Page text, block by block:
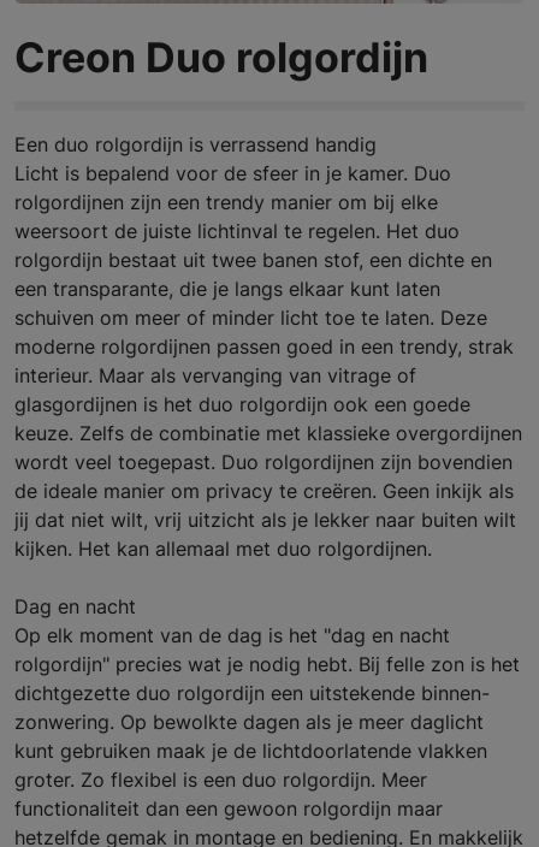
Creon Duo rolgordijn
Een duo rolgordijn is verrassend handig
Licht is bepalend voor de sfeer in je kamer. Duo
rolgordijnen zijn een trendy manier om bij elke
weersoort de juiste lichtinval te regelen. Het duo
rolgordijn bestaat uit twee banen stof, een dichte en
een transparante, die je langs elkaar kunt laten
schuiven om meer of minder licht toe te laten. Deze
moderne rolgordijnen passen goed in een trendy, strak
interieur. Maar als vervanging van vitrage of
glasgordijnen is het duo rolgordijn ook een goede
keuze. Zelfs de combinatie met klassieke overgordijnen
wordt veel toegepast. Duo rolgordijnen zijn bovendien
de ideale manier om privacy te creëren. Geen inkijk als
jij dat niet wilt, vrij uitzicht als je lekker naar buiten wilt
kijken. Het kan allemaal met duo rolgordijnen.
Dag en nacht
Op elk moment van de dag is het "dag en nacht
rolgordijn" precies wat je nodig hebt. Bij felle zon is het
dichtgezette duo rolgordijn een uitstekende binnen-
zonwering. Op bewolkte dagen als je meer daglicht
kunt gebruiken maak je de lichtdoorlatende vlakken
groter. Zo flexibel is een duo rolgordijn. Meer
functionaliteit dan een gewoon rolgordijn maar
hetzelfde gemak in montage en bediening. En makkelijk